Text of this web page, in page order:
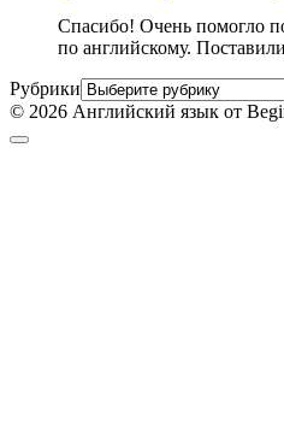
Спасибо! Очень помогло
по английскому.
Рубрики
© 2026 Английский язык от